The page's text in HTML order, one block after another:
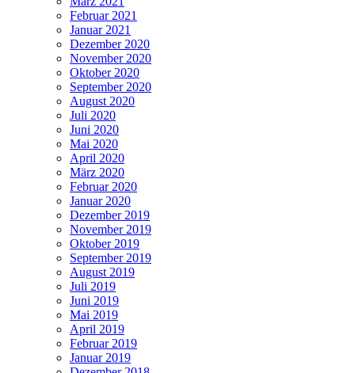
Februar 2021
Januar 2021
Dezember 2020
November 2020
Oktober 2020
September 2020
August 2020
Juli 2020
Juni 2020
Mai 2020
April 2020
März 2020
Februar 2020
Januar 2020
Dezember 2019
November 2019
Oktober 2019
September 2019
August 2019
Juli 2019
Juni 2019
Mai 2019
April 2019
Februar 2019
Januar 2019